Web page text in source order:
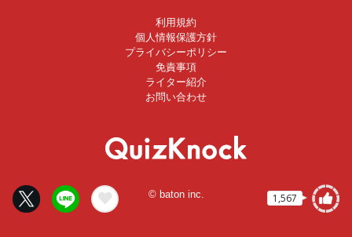
1,567
利用規約
個人情報保護方針
プライバシーポリシー
免責事項
ライター紹介
お問い合わせ
© baton inc.